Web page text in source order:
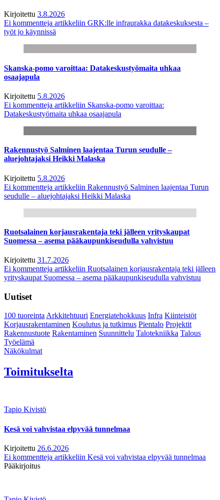
Kirjoitettu 3.8.2026
Ei kommentteja artikkeliin GRK:lle infraurakka datakeskuksesta –
työt jo käynnissä
Skanska-pomo varoittaa: Datakeskustyömaita uhkaa
osaajapula
Kirjoitettu 5.8.2026
Ei kommentteja artikkeliin Skanska-pomo varoittaa:
Datakeskustyömaita uhkaa osaajapula
Rakennustyö Salminen laajentaa Turun seudulle –
aluejohtajaksi Heikki Malaska
Kirjoitettu 5.8.2026
Ei kommentteja artikkeliin Rakennustyö Salminen laajentaa Turun
seudulle – aluejohtajaksi Heikki Malaska
Ruotsalainen korjausrakentaja teki jälleen yrityskaupat
Suomessa – asema pääkaupunkiseudulla vahvistuu
Kirjoitettu 31.7.2026
Ei kommentteja artikkeliin Ruotsalainen korjausrakentaja teki jälleen
yrityskaupat Suomessa – asema pääkaupunkiseudulla vahvistuu
Uutiset
100 tuoreintaArkkitehtuuri Energiatehokkuus Infra Kiinteistöt
Korjausrakentaminen Koulutus ja tutkimus Pientalo Projektit
Rakennustuote Rakentaminen Suunnittelu Talotekniikka Talous
Työelämä
Näkökulmat
Toimitukselta
Tapio Kivistö
Kesä voi vahvistaa elpyvää tunnelmaa
Kirjoitettu 26.6.2026
Ei kommentteja artikkeliin Kesä voi vahvistaa elpyvää tunnelmaa
Pääkirjoitus